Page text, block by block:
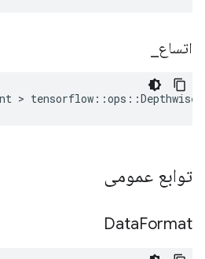
اتساع
>
توابع عمومی
DataFormat